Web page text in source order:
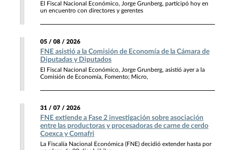
El Fiscal Nacional Económico, Jorge Grunberg, participó hoy en
un encuentro con directores y gerentes
05 / 08 / 2026
FNE asistió a la Comisión de Economía de la Cámara de
Diputadas y Diputados
El Fiscal Nacional Económico, Jorge Grunberg, asistió ayer a la
Comisión de Economía, Fomento; Micro,
31 / 07 / 2026
FNE extiende a Fase 2 investigación sobre asociación
entre las productoras y procesadoras de carne de cerdo
Coexca y Comafri
La Fiscalía Nacional Económica (FNE) decidió extender hasta por